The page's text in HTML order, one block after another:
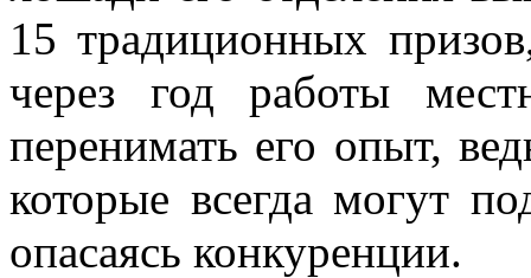
15 традиционных
через год работы
перенимать его опыт,
которые всегда могут
опасаясь конкуренции.